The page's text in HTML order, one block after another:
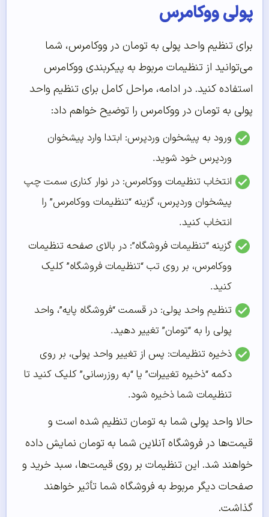
پولی ووکامرس
برای تنظیم واحد پولی به تومان در ووکامرس، شما
می‌توانید از تنظیمات مربوط به پیکربندی ووکامرس
استفاده کنید. در ادامه، مراحل کامل برای تنظیم واحد
پولی به تومان در ووکامرس را توضیح خواهم داد:
ورود به پیشخوان وردپرس: ابتدا وارد پیشخوان
وردپرس خود شوید.
انتخاب تنظیمات ووکامرس: در نوار کناری سمت چپ
پیشخوان وردپرس، گزینه “تنظیمات ووکامرس” را
انتخاب کنید.
گزینه “تنظیمات فروشگاه”: در بالای صفحه تنظیمات
ووکامرس، بر روی تب “تنظیمات فروشگاه” کلیک
کنید.
تنظیم واحد پولی: در قسمت “فروشگاه پایه”، واحد
پولی را به “تومان” تغییر دهید.
ذخیره تنظیمات: پس از تغییر واحد پولی، بر روی
دکمه “ذخیره تغییرات” یا “به روزرسانی” کلیک کنید تا
تنظیمات شما ذخیره شود.
حالا واحد پولی شما به تومان تنظیم شده است و
قیمت‌ها در فروشگاه آنلاین شما به تومان نمایش داده
خواهند شد. این تنظیمات بر روی قیمت‌ها، سبد خرید و
صفحات دیگر مربوط به فروشگاه شما تأثیر خواهند
گذاشت.